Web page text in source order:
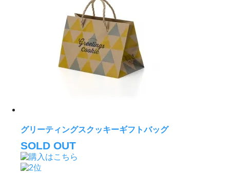
グリーティングスクッキーギフトバッグ
SOLD OUT